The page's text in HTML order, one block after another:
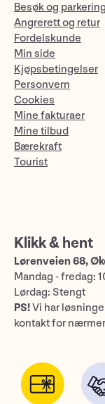
Besøk og parkering
Angrerett og retur
Fordelskunde
Min side
Kjøpsbetingelser
Personvern
Cookies
Mine fakturaer
Mine tilbud
Bærekraft
Tourist
Klikk & hent
Lørenveien 68,
Mandag - fredag:
Lørdag: Stengt
PS!Vi har
kontakt for